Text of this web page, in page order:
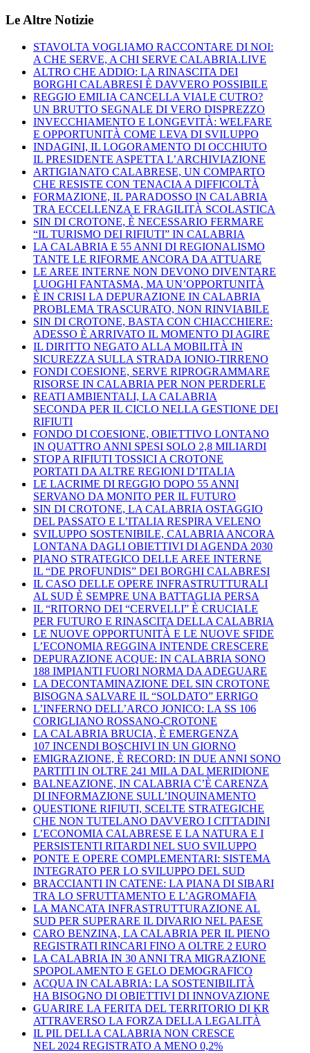
Le Altre Notizie
STAVOLTA VOGLIAMO RACCONTARE DI NOI:
A CHE SERVE, A CHI SERVE CALABRIA.LIVE
ALTRO CHE ADDIO: LA RINASCITA DEI
BORGHI CALABRESI È DAVVERO POSSIBILE
REGGIO EMILIA CANCELLA VIALE CUTRO?
UN BRUTTO SEGNALE DI VERO DISPREZZO
INVECCHIAMENTO E LONGEVITÀ: WELFARE
E OPPORTUNITÀ COME LEVA DI SVILUPPO
INDAGINI, IL LOGORAMENTO DI OCCHIUTO
IL PRESIDENTE ASPETTA L’ARCHIVIAZIONE
ARTIGIANATO CALABRESE, UN COMPARTO
CHE RESISTE CON TENACIA A DIFFICOLTÀ
FORMAZIONE, IL PARADOSSO IN CALABRIA
TRA ECCELLENZA E FRAGILITÀ SCOLASTICA
SIN DI CROTONE, È NECESSARIO FERMARE
“IL TURISMO DEI RIFIUTI” IN CALABRIA
LA CALABRIA E 55 ANNI DI REGIONALISMO
TANTE LE RIFORME ANCORA DA ATTUARE
LE AREE INTERNE NON DEVONO DIVENTARE
LUOGHI FANTASMA, MA UN’OPPORTUNITÀ
È IN CRISI LA DEPURAZIONE IN CALABRIA
PROBLEMA TRASCURATO, NON RINVIABILE
SIN DI CROTONE, BASTA CON CHIACCHIERE:
ADESSO È ARRIVATO IL MOMENTO DI AGIRE
IL DIRITTO NEGATO ALLA MOBILITÀ IN
SICUREZZA SULLA STRADA IONIO-TIRRENO
FONDI COESIONE, SERVE RIPROGRAMMARE
RISORSE IN CALABRIA PER NON PERDERLE
REATI AMBIENTALI, LA CALABRIA
SECONDA PER IL CICLO NELLA GESTIONE DEI
RIFIUTI
FONDO DI COESIONE, OBIETTIVO LONTANO
IN QUATTRO ANNI SPESI SOLO 2,8 MILIARDI
STOP A RIFIUTI TOSSICI A CROTONE
PORTATI DA ALTRE REGIONI D’ITALIA
LE LACRIME DI REGGIO DOPO 55 ANNI
SERVANO DA MONITO PER IL FUTURO
SIN DI CROTONE, LA CALABRIA OSTAGGIO
DEL PASSATO E L’ITALIA RESPIRA VELENO
SVILUPPO SOSTENIBILE, CALABRIA ANCORA
LONTANA DAGLI OBIETTIVI DI AGENDA 2030
PIANO STRATEGICO DELLE AREE INTERNE
IL “DE PROFUNDIS” DEI BORGHI CALABRESI
IL CASO DELLE OPERE INFRASTRUTTURALI
AL SUD È SEMPRE UNA BATTAGLIA PERSA
IL “RITORNO DEI “CERVELLI” È CRUCIALE
PER FUTURO E RINASCITA DELLA CALABRIA
LE NUOVE OPPORTUNITÀ E LE NUOVE SFIDE
L’ECONOMIA REGGINA INTENDE CRESCERE
DEPURAZIONE ACQUE: IN CALABRIA SONO
188 IMPIANTI FUORI NORMA DA ADEGUARE
LA DECONTAMINAZIONE DEL SIN CROTONE
BISOGNA SALVARE IL “SOLDATO” ERRIGO
L’INFERNO DELL’ARCO JONICO: LA SS 106
CORIGLIANO ROSSANO-CROTONE
LA CALABRIA BRUCIA, È EMERGENZA
107 INCENDI BOSCHIVI IN UN GIORNO
EMIGRAZIONE, È RECORD: IN DUE ANNI SONO
PARTITI IN OLTRE 241 MILA DAL MERIDIONE
BALNEAZIONE, IN CALABRIA C’È CARENZA
DI INFORMAZIONE SULL’INQUINAMENTO
QUESTIONE RIFIUTI, SCELTE STRATEGICHE
CHE NON TUTELANO DAVVERO I CITTADINI
L’ECONOMIA CALABRESE E LA NATURA E I
PERSISTENTI RITARDI NEL SUO SVILUPPO
PONTE E OPERE COMPLEMENTARI: SISTEMA
INTEGRATO PER LO SVILUPPO DEL SUD
BRACCIANTI IN CATENE: LA PIANA DI SIBARI
TRA LO SFRUTTAMENTO E L’AGROMAFIA
LA MANCATA INFRASTRUTTURAZIONE AL
SUD PER SUPERARE IL DIVARIO NEL PAESE
CARO BENZINA, LA CALABRIA PER IL PIENO
REGISTRATI RINCARI FINO A OLTRE 2 EURO
LA CALABRIA IN 30 ANNI TRA MIGRAZIONE
SPOPOLAMENTO E GELO DEMOGRAFICO
ACQUA IN CALABRIA: LA SOSTENIBILITÀ
HA BISOGNO DI OBIETTIVI DI INNOVAZIONE
GUARIRE LA FERITA DEL TERRITORIO DI KR
ATTRAVERSO LA FORZA DELLA LEGALITÀ
IL PIL DELLA CALABRIA NON CRESCE
NEL 2024 REGISTRATO A MENO 0,2%